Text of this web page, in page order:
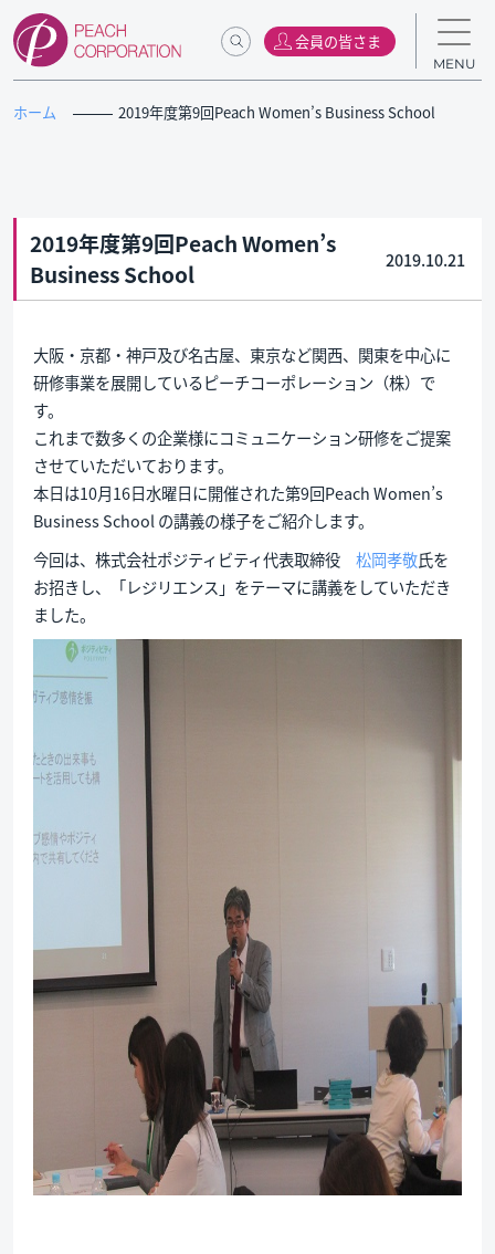
会員の皆さま
MENU
ホーム 2019年度第9回Peach Women’s Business School
2019年度第9回Peach Women’s
Business School
2019.10.21
大阪・京都・神戸及び名古屋、東京など関西、関東を中心に
研修事業を展開しているピーチコーポレーション（株）で
す。
これまで数多くの企業様にコミュニケーション研修をご提案
させていただいております。
本日は10月16日水曜日に開催された第9回Peach Women’s
Business School の講義の様子をご紹介します。
今回は、株式会社ポジティビティ代表取締役 松岡孝敬氏を
お招きし、「レジリエンス」をテーマに講義をしていただき
ました。